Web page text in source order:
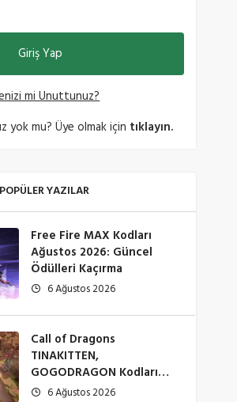
mi Unuttunuz?
yok mu? Üye olmak için tıklayın.
POPÜLER YAZILAR
Free Fire MAX Kodları
Ağustos 2026: Güncel
Ödülleri Kaçırma
6 Ağustos 2026
Call of Dragons
TINAKITTEN,
GOGODRAGON Kodları
Çalışıyor mu? (Ağustos
6 Ağustos 2026